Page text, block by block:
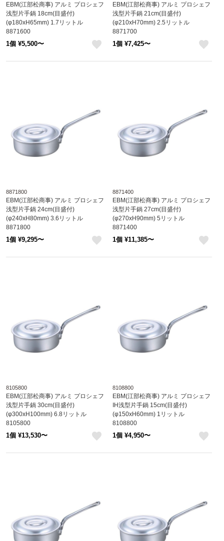
EBM(江部松商事) アルミ プロシェフ
浅型片手鍋 18cm(目盛付)
(φ180xH65mm) 1.7リットル
8871600
1個 ¥5,500〜
EBM(江部松商事) アルミ プロシェフ
浅型片手鍋 21cm(目盛付)
(φ210xH70mm) 2.5リットル
8871700
1個 ¥7,425〜
8871800
EBM(江部松商事) アルミ プロシェフ
浅型片手鍋 24cm(目盛付)
(φ240xH80mm) 3.6リットル
8871800
1個 ¥9,295〜
8871400
EBM(江部松商事) アルミ プロシェフ
浅型片手鍋 27cm(目盛付)
(φ270xH90mm) 5リットル
8871400
1個 ¥11,385〜
8105800
EBM(江部松商事) アルミ プロシェフ
浅型片手鍋 30cm(目盛付)
(φ300xH100mm) 6.8リットル
8105800
1個 ¥13,530〜
8108800
EBM(江部松商事) アルミ プロシェフ
IH浅型片手鍋 15cm(目盛付)
(φ150xH60mm) 1リットル
8108800
1個 ¥4,950〜